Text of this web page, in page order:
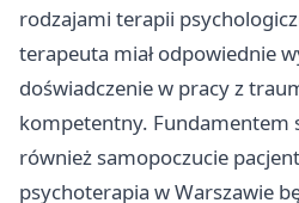
rodzajami terapii
terapeuta miał odpowiednie
doświadczenie w pracy z
kompetentny. Fundamentem
również samopoczucie
psychoterapia w Warszawie